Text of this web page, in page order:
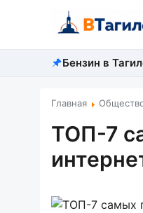
Бензин в
Главная
ТОП-7